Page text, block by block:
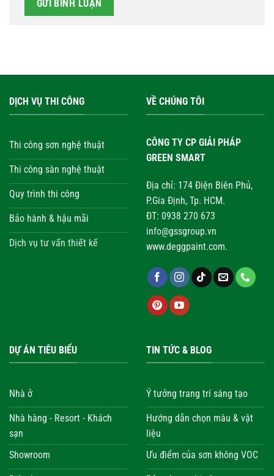
DỊCH VỤ THI CÔNG
Thi công sơn nghệ thuật
Thi công sàn nghệ thuật
Quy trình thi công
Bảo hành & hậu mãi
Dịch vụ tư vấn thiết kế
VỀ CHÚNG TÔI
CÔNG TY CP GIẢI PHÁP
GREEN SMART
Địa chỉ: 174 Điện Biên Phủ,
P.Gia Định, Tp. HCM.
ĐT: 0938 270 673
info@gssgroup.vn
www.deggpaint.com.
DỰ ÁN TIÊU BIỂU
Nhà ở
Nhà hàng - Resort - Khách
sạn
Showroom
TIN TỨC & BLOG
Ý tưởng trang trí sáng tạo
Hướng dẫn chọn màu & vật
liệu
Ưu điểm của sơn không VOC